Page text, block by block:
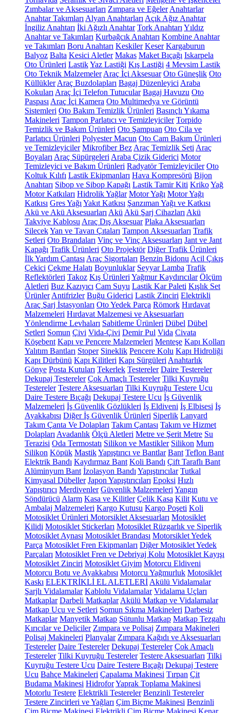
Zımbalar ve Aksesuarları Zımpara ve Eğeler Anahtarlar
Anahtar Takımları Alyan Anahtarları Açık Ağız Anahtar
İngiliz Anahtarı İki Ağızlı Anahtar Tork Anahtarı Yıldız
Anahtar ve Takımları Kurbağcık Anahtarı Kombine Anahtar
ve Takımları Boru Anahtarı Keskiler Keser Kargaburun
Balyoz Balta Kesici Aletler Makas Maket Bıçağı Iskarpela
Oto Ürünleri LastikYaz Lastiği Kış Lastiği 4 Mevsim Lastik
Oto Teknik Malzemeler Araç İçi Aksesuar Oto Güneşlik Oto
Küllükler Araç Buzdolapları Bagaj Düzenleyici Araba
Kokuları Araç İçi Telefon Tutucular Bagaj Havuzu Oto
Paspası Araç İçi Kamera Oto Multimedya ve Görüntü
Sistemleri Oto Bakım Temizlik Ürünleri Basınçlı Yıkama
Makineleri Tampon Parlatıcı ve Temizleyiciler Torpido
Temizlik ve Bakım Ürünleri Oto Şampuan Oto Cila ve
Parlatıcı Ürünleri Polyester Macun Oto Cam Bakım Ürünleri
ve Temizleyiciler Mikrofiber Bez Araç Temizlik Seti Araç
Boyaları Araç Süpürgeleri Araba Çizik Giderici Motor
Temizleyici ve Bakım Ürünleri Radyatör Temizleyiciler Oto
Koltuk Kılıfı Lastik Ekipmanları Hava Kompresörü Bijon
Anahtarı Sibop ve Sibop Kapağı Lastik Tamir Kiti KrikoYağ
Motor Katkıları Hidrolik Yağlar Motor Yağı Motor Yağı
Katkısı Gres Yağı Yakıt Katkısı Şanzıman Yağı ve Katkısı
Akü ve Akü Aksesuarları Akü Akü Şarj Cihazları Akü
Takviye Kablosu Araç Dış Aksesuar Plaka Aksesuarları
SilecekYan ve Tavan Çıtaları Tampon Aksesuarları Trafik
Setleri Oto Brandaları Vinç ve Vinç Aksesuarları Jant ve Jant
Kapağı Trafik Ürünleri Oto Projektör Diğer Trafik Ürünleri
İlk Yardım Çantası Araç Sigortaları Benzin Bidonu Acil Çıkış
Çekici Çekme Halatı Boyunluklar Seyyar Lamba Trafik
Reflektörleri Takoz Kış Ürünleri Yağmur Kaydırıcılar Ölçüm
Aletleri Buz Kazıyıcı Cam Suyu Lastik Kar Paleti Kışlık Set
Ürünler Antifrizler Buğu Giderici Lastik Zinciri Elektrikli
Araç Şarj İstasyonları Oto Yedek Parça Römork Hırdavat
Malzemeleri Hırdavat Malzemesi ve Aksesuarları
Yönlendirme Levhaları Sabitleme Ürünleri Dübel Dübel
Setleri Somun Çivi Vida-Çivi Demir Pul Vida Civata
Köşebent Kapı ve Pencere Malzemeleri Menteşe Kapı Kolları
Yalıtım Bantları Stoper Sineklik Pencere Kolu Kapı Hidroliği
Kapı Dürbünü Kapı Kilitleri Kapı Sürgüleri Anahtarlık
Gönye Posta Kutuları Tekerlek Testereler Daire Testereler
Dekupaj Testereler Çok Amaçlı Testereler Tilki Kuyruğu
Testereler Testere Aksesuarları Tilki Kuyruğu Testere Ucu
Daire Testere Bıçağı Dekupaj Testere Ucu İş Güvenlik
Malzemeleri İş Güvenlik Gözlükleri İş Eldiveni İş Elbisesi İş
Ayakkabısı Diğer İş Güvenlik Ürünleri Siperlik Lanyard
Takım Çanta Ve Dolapları Takım Çantası Takım ve Hizmet
Dolapları Avadanlık Ölçü Aletleri Metre ve Şerit Metre Su
Terazisi Oda Termostatı Silikon ve Mastikler Silikon Mum
Silikon Köpük MastikYapıştırıcı ve Bantlar Bant Teflon Bant
Elektrik Bandı Kaydırmaz Bant Koli Bandı Çift Taraflı Bant
Alüminyum Bant İzolasyon Bandı Yapıştırıcılar Tutkal
Kimyasal Dübeller Japon Yapıştırıcıları Epoksi Hızlı
Yapıştırıcı Merdivenler Güvenlik Malzemeleri Yangın
Söndürücü Alarm Kasa ve Kilitler Çelik Kasa Kilit Kutu ve
Ambalaj Malzemeleri Kargo Kutusu Kargo Poşeti Koli
Motosiklet Ürünleri Motorsiklet Aksesuarları Motosiklet
Kilidi Motosiklet Stickerları Motosiklet Rüzgarlık ve Siperlik
Motosiklet Aynası Motosiklet Brandası Motorsiklet Yedek
Parça Motosiklet Fren Ekipmanları Diğer Motosiklet Yedek
Parçaları Motosiklet Fren ve Debriyaj Kolu Motosiklet Kayışı
Motosiklet Zinciri Motosiklet Giyim Motorcu Eldiveni
Motorcu Botu ve Ayakkabısı Motorcu Yağmurluk Motosiklet
Kaskı ELEKTRİKLİ EL ALETLERİ Akülü Vidalamalar
Şarjlı Vidalamalar Kablolu Vidalamalar Vidalama Uçları
Matkaplar Darbeli Matkaplar Akülü Matkap ve Vidalamalar
Matkap Ucu ve Setleri Somun Sıkma Makineleri Darbesiz
Matkaplar Manyetik Matkap Sütunlu Matkap Matkap Tezgahı
Kırıcılar ve Deliciler Zımpara ve Polisaj Zımpara Makineleri
Polisaj Makineleri Planyalar Zımpara Kağıdı ve Aksesuarları
Testereler Daire Testereler Dekupaj Testereler Çok Amaçlı
Testereler Tilki Kuyruğu Testereler Testere Aksesuarları Tilki
Kuyruğu Testere Ucu Daire Testere Bıçağı Dekupaj Testere
Ucu Bahçe Makineleri Çapalama Makinesi Tırpan Çit
Budama Makinesi HidroforYaprak Toplama Makinesi
Motorlu Testere Elektrikli Testereler Benzinli Testereler
Testere Zincirleri ve Yağları Çim Biçme Makinesi Benzinli
Çim Biçme Makinesi Elektrikli Çim Biçme Makinesi Kenar